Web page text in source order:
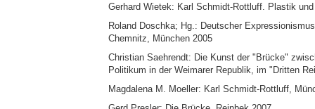
Gerhard Wietek: Karl Schmidt-Rottluff. Plastik
Roland Doschka; Hg.: Deutscher
Chemnitz, München 2005
Christian Saehrendt: Die Kunst der "Brücke"
Politikum in der Weimarer Republik, im "Dritten
Magdalena M. Moeller: Karl Schmidt-Rottluff,